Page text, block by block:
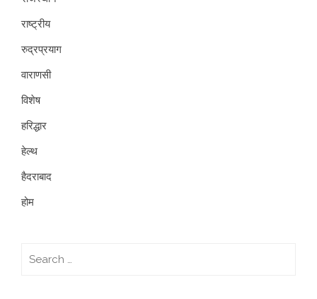
राष्ट्रीय
रुद्रप्रयाग
वाराणसी
विशेष
हरिद्धार
हेल्थ
हैदराबाद
होम